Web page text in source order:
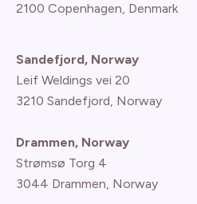
2100 Copenhagen, Denmark
Sandefjord, Norway
Leif Weldings vei 20
3210 Sandefjord, Norway
Drammen, Norway
Strømsø Torg 4
3044 Drammen, Norway